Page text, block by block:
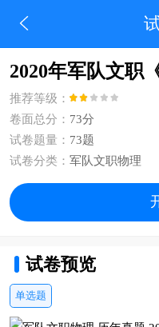
2020年军队文职
推荐等级：
卷面总分： 73分
试卷题量： 73题
试卷分类： 军队文职物理
试卷预览
单选题